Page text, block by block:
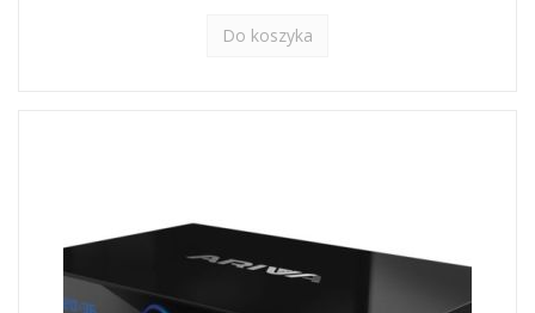
Do koszyka